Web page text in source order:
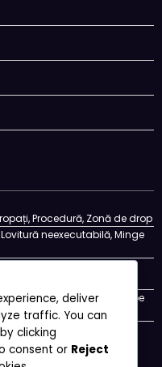
Procedură, Zonă de drop
neexecutabilă, Minge
Rezolvarea disputelor,
cu Grupul Tău, Eticheta pe
greșite, Lovituri duble,
deliver
traffic. You can
clicking
consent or Reject